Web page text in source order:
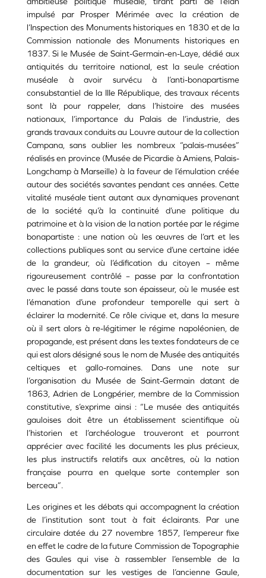
impulsé par Prosper Mérimée avec la création de
l’Inspection des Monuments historiques en 1830 et de la
Commission nationale des Monuments historiques en
1837. Si le Musée de Saint-Germain-en-Laye, dédié aux
antiquités du territoire national, est la seule création
muséale à avoir survécu à l’anti-bonapartisme
consubstantiel de la IIIe République, des travaux récents
sont là pour rappeler, dans l’histoire des musées
nationaux, l’importance du Palais de l’industrie, des
grands travaux conduits au Louvre autour de la collection
Campana, sans oublier les nombreux “palais-musées”
réalisés en province (Musée de Picardie à Amiens, Palais-
Longchamp à Marseille) à la faveur de l’émulation créée
autour des sociétés savantes pendant ces années. Cette
vitalité muséale tient autant aux dynamiques provenant
de la société qu’à la continuité d’une politique du
patrimoine et à la vision de la nation portée par le régime
bonapartiste : une nation où les œuvres de l’art et les
collections publiques sont au service d’une certaine idée
de la grandeur, où l’édification du citoyen – même
rigoureusement contrôlé – passe par la confrontation
avec le passé dans toute son épaisseur, où le musée est
l’émanation d’une profondeur temporelle qui sert à
éclairer la modernité. Ce rôle civique et, dans la mesure
où il sert alors à re-légitimer le régime napoléonien, de
propagande, est présent dans les textes fondateurs de ce
qui est alors désigné sous le nom de Musée des antiquités
celtiques et gallo-romaines. Dans une note sur
l’organisation du Musée de Saint-Germain datant de
1863, Adrien de Longpérier, membre de la Commission
constitutive, s’exprime ainsi : “Le musée des antiquités
gauloises doit être un établissement scientifique où
l’historien et l’archéologue trouveront et pourront
apprécier avec facilité les documents les plus précieux,
les plus instructifs relatifs aux ancêtres, où la nation
française pourra en quelque sorte contempler son
berceau”.
Les origines et les débats qui accompagnent la création
de l’institution sont tout à fait éclairants. Par une
circulaire datée du 27 novembre 1857, l’empereur fixe
en effet le cadre de la future Commission de Topographie
des Gaules qui vise à rassembler l’ensemble de la
documentation sur les vestiges de l’ancienne Gaule,